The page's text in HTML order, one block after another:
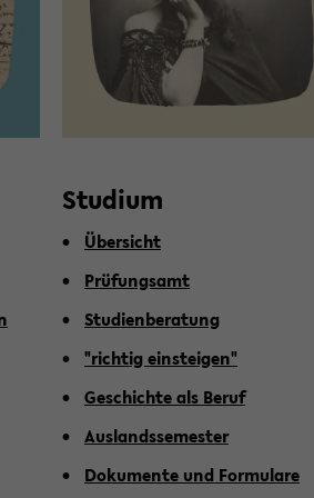
Stu­di­um
Über­sicht
Prü­fungs­amt
Stu­di­en­be­ra­tung
"rich­tig ein­stei­gen"
Ge­schich­te als Beruf
Aus­lands­se­mes­ter
Do­ku­men­te und For­mu­la­re